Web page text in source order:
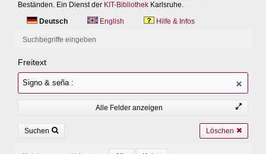
Beständen. Ein Dienst der KIT-Bibliothek Karlsruhe.
Deutsch
English Hilfe & Infos
Suchbegriffe eingeben
Freitext
Alle Felder anzeigen
Suchen Löschen